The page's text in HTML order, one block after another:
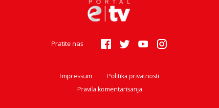
Pratite nas
Impressum
Politika privatnosti
Pravila komentarisanja